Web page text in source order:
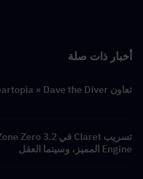
أخبار ذات صلة
تعاون Heartopia × Dave the Diver: دليل صمامات الغوص والمكافآت
Engine المميز، وسينما العقل